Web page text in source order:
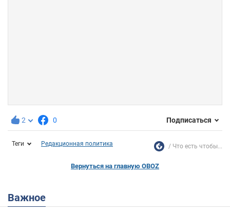
2 0 Подписаться
Теги Редакционная политика Что есть чтобы...
Вернуться на главную OBOZ
Важное